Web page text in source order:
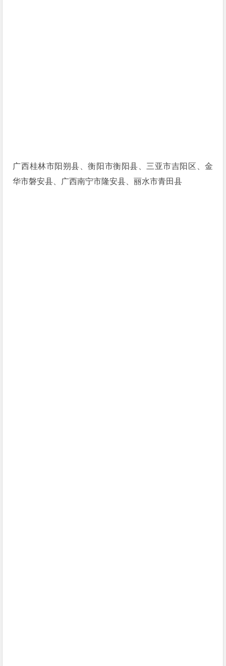
广西桂林市阳朔县、衡阳市衡阳县、三亚市吉阳区、金
华市磐安县、广西南宁市隆安县、丽水市青田县